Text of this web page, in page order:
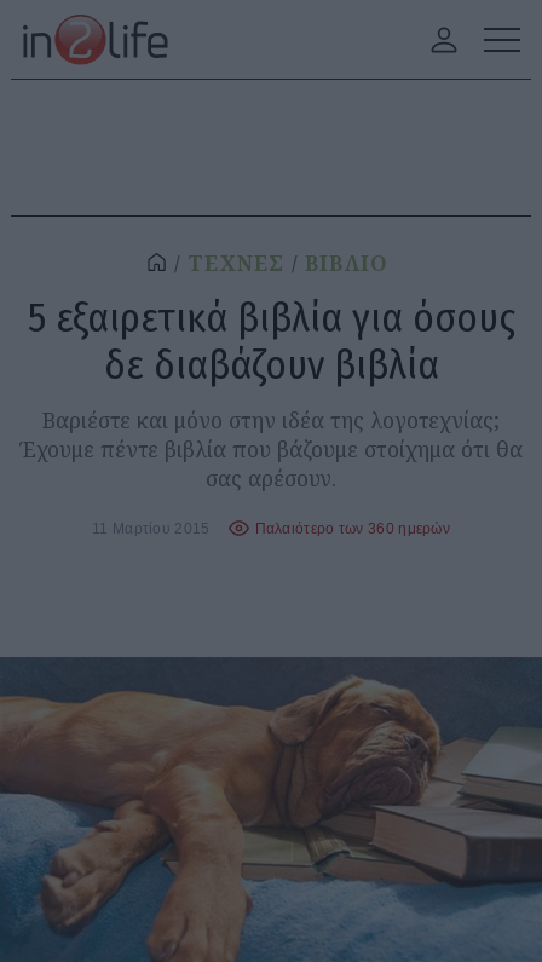
ΤΕΧΝΕΣ ΒΙΒΛΙΟ
5 εξαιρετικά βιβλία για όσους
δε διαβάζουν βιβλία
Βαριέστε και μόνο στην ιδέα της λογοτεχνίας;
Έχουμε πέντε βιβλία που βάζουμε στοίχημα ότι θα
σας αρέσουν.
11 Μαρτίου 2015 Παλαιότερο των 360 ημερών